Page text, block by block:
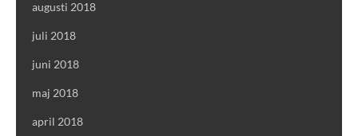
augusti 2018
juli 2018
juni 2018
maj 2018
april 2018